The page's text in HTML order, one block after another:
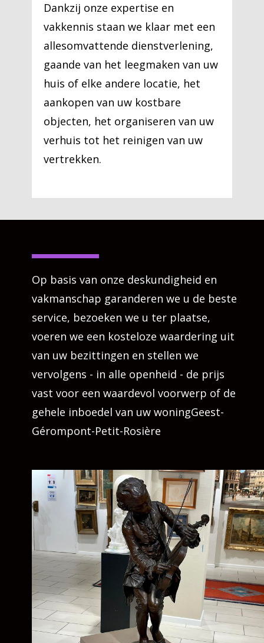
Dankzij onze expertise en
vakkennis staan we klaar met een
allesomvattende dienstverlening,
gaande van het leegmaken van uw
huis of elke andere locatie, het
aankopen van uw kostbare
objecten, het organiseren van uw
verhuis tot het reinigen van uw
vertrekken.
Op basis van onze deskundigheid en
vakmanschap garanderen we u de beste
service, bezoeken we u ter plaatse,
voeren we een kosteloze waardering uit
van uw bezittingen en stellen we
vervolgens - in alle openheid - de prijs
vast voor een waardevol voorwerp of de
gehele inboedel van uw woningGeest-
Gérompont-Petit-Rosière